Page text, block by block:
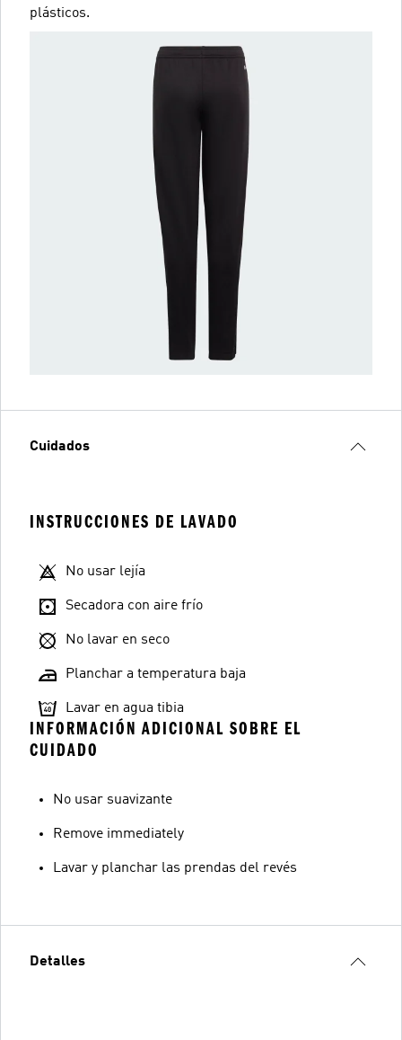
plásticos.
Cuidados
INSTRUCCIONES DE LAVADO
No usar lejía
Secadora con aire frío
No lavar en seco
Planchar a temperatura baja
Lavar en agua tibia
INFORMACIÓN ADICIONAL SOBRE EL
CUIDADO
No usar suavizante
Remove immediately
Lavar y planchar las prendas del revés
Detalles